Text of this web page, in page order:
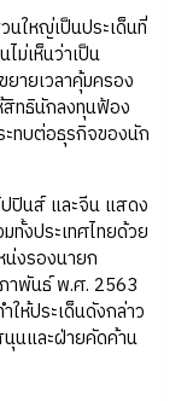
ใหญ่เป็นประเด็นที่
ม่เห็นว่าเป็น
ายเวลาคุ้มครอง
ทธินักลงทุนฟ้อง
ทบต่อธุรกิจของนัก
นส์ และจีน แสดง
ทั้งประเทศไทยด้วย
งรองนายก
าพันธ์ พ.ศ. 2563
ให้ประเด็นดังกล่าว
นและฝ่ายคัดค้าน